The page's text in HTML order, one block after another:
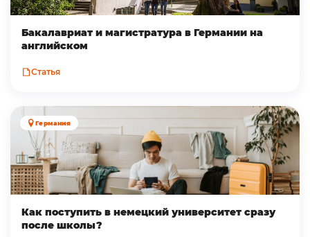
Бакалавриат и магистратура в Германии на
английском
Статья
Германия
Как поступить в немецкий университет сразу
после школы?